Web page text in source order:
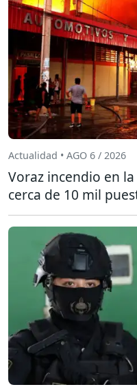
Actualidad • AGO 6 / 2026
Voraz incendio en
cerca de 10 mil